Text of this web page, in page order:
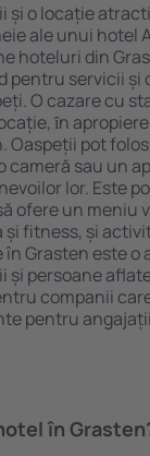
și o locație
ale unui hotel
hoteluri din
pentru servicii și
O cazare cu
ȋn
Oaspeții pot
cameră sau un
lor. Este
ofere un meniu
și fitness, și
în Grasten este o
și persoane
companii
pentru
în